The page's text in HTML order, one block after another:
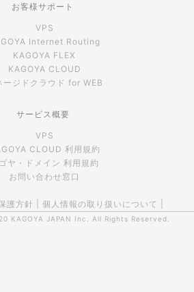
お客様サポート
VPS
Internet Routing
KAGOYA FLEX
KAGOYA CLOUD
ージドクラウド for WEB
サービス概要
VPS
CLOUD 利用規約
ヤ・ドメイン 利用規約
お問い合わせ窓口
護方針 個人情報の取り扱いについて
KAGOYA JAPAN Inc. All Rights Reserved.